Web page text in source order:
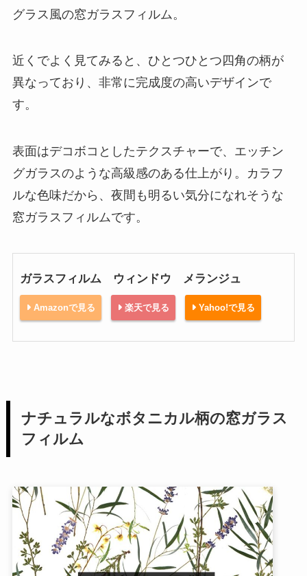
グラス風の窓ガラスフィルム。
近くでよく見てみると、ひとつひとつ四角の柄が
異なっており、非常に完成度の高いデザインで
す。
表面はデコボコとしたテクスチャーで、エッチン
グガラスのような高級感のある仕上がり。カラフ
ルな色味だから、夜間も明るい気分になれそうな
窓ガラスフィルムです。
ガラスフィルム ウィンドウ メランジュ
Amazonで見る 楽天で見る Yahoo!で見る
ナチュラルなボタニカル柄の窓ガラス
フィルム